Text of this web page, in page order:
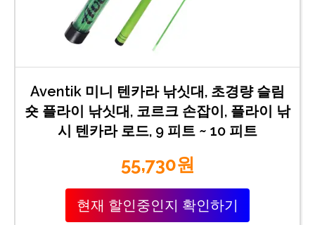
Aventik 미니 텐카라 낚싯대, 초경량 슬림
숏 플라이 낚싯대, 코르크 손잡이, 플라이 낚
시 텐카라 로드, 9 피트 ~ 10 피트
55,730원
현재 할인중인지 확인하기